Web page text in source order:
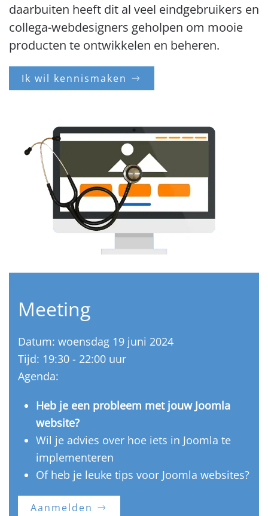
daarbuiten heeft dit al veel eindgebruikers en
collega-webdesigners geholpen om mooie
producten te ontwikkelen en beheren.
Ik wil kennismaken
Meeting
Datum: woensdag 19 juni 2024
Tijd: 19:30 - 22:00 uur
Agenda:
Heb je een probleem met jouw Joomla
website?
Wil je advies over hoe iets in Joomla te
implementeren
Of heb je leuke tips voor Joomla websites?
Aanmelden